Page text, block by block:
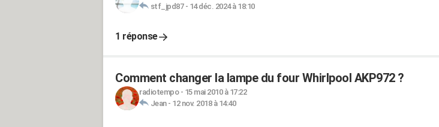
stf_jpd87- 14 déc. 2024 à 18:10
1 réponse
Comment changer la lampe du four Whirlpool AKP972 ?
radiotempo- 15 mai 2010 à 17:22
Jean- 12 nov. 2018 à 14:40